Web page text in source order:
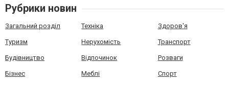
Рубрики новин
Загальний розділ Техніка Здоров'я
Туризм Нерухомість Транспорт
Будівництво Відпочинок Розваги
Бізнес Меблі Спорт